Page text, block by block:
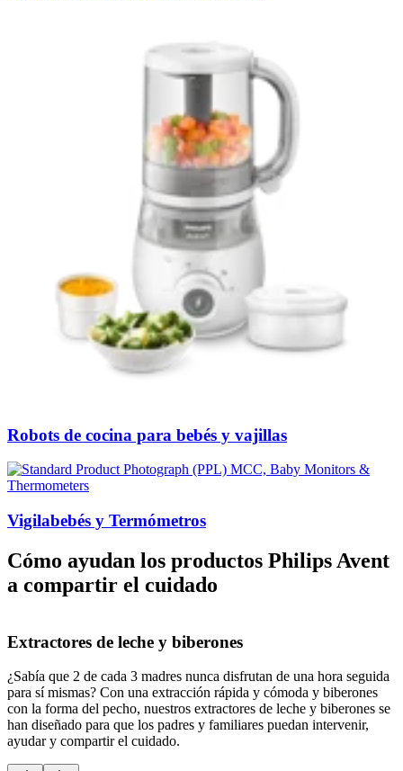
Robots de cocina para bebés y vajillas
Vigilabebés y Termómetros
Cómo ayudan los productos Philips Avent
a compartir el cuidado
Extractores de leche y biberones
¿Sabía que 2 de cada 3 madres nunca disfrutan de una hora seguida
para sí mismas? Con una extracción rápida y cómoda y biberones
con la forma del pecho, nuestros extractores de leche y biberones se
han diseñado para que los padres y familiares puedan intervenir,
ayudar y compartir el cuidado.